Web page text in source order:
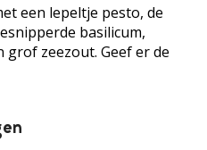
een lepeltje pesto, de
basilicum,
grof zeezout. Geef er de